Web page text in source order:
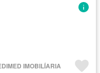
IMOBILÍARIA